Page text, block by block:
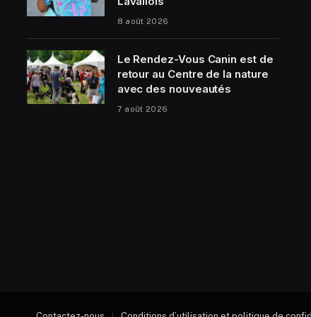
8 août 2026
Le Rendez-Vous Canin est de
retour au Centre de la nature
avec des nouveautés
7 août 2026